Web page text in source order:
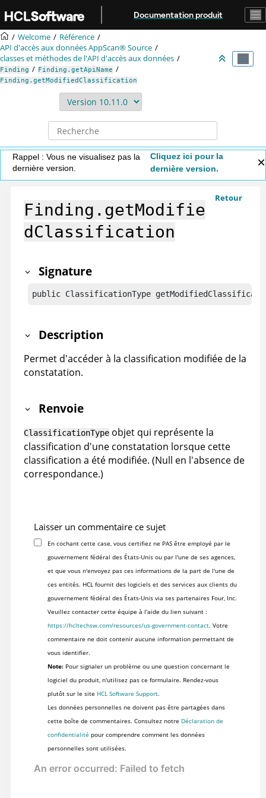
Aller au contenu principal
Documentation produit
Welcome
Référence
API d'accès aux donnéesAppScan® Source
classes et méthodes de l'API d'accès aux données
Finding
Finding.getApiName
Finding.getModifiedClassification
Rappel : Vous ne visualisez pas la
dernière version.
Cliquez ici pour la
dernière version.
Retour
Finding.getModifie
dClassification
Signature
public ClassificationType
Description
Permet d'accéder à la classification modifiée de la
constatation.
Renvoie
ClassificationType objet qui représente la
classification d'une constatation lorsque cette
classification a été modifiée. (Null en l'absence de
correspondance.)
Laisser un commentaire ce sujet
En cochant cette case, vous certifiez ne PAS être employé par le
gouvernement fédéral des États-Unis ou par l'une de ses agences,
et que vous n'envoyez pas ces informations de la part de l'une de
ces entités. HCL fournit des logiciels et des services aux clients du
gouvernement fédéral des États-Unis via ses partenaires Four, Inc.
Veuillez contacter cette équipe à l'aide du lien suivant :
https://hcltechsw.com/resources/us-government-contact. Votre
commentaire ne doit contenir aucune information permettant de
vous identifier.
Note:Pour signaler un problème ou une question concernant le
logiciel du produit, n'utilisez pas ce formulaire. Rendez-vous
plutôt sur le site HCL Software Support.
Les données personnelles ne doivent pas être partagées dans
cette boîte de commentaires. Consultez notre Déclaration de
confidentialité pour comprendre comment les données
personnelles sont utilisées.